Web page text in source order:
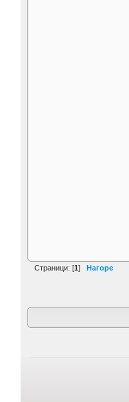
Страници: [1] Нагоре